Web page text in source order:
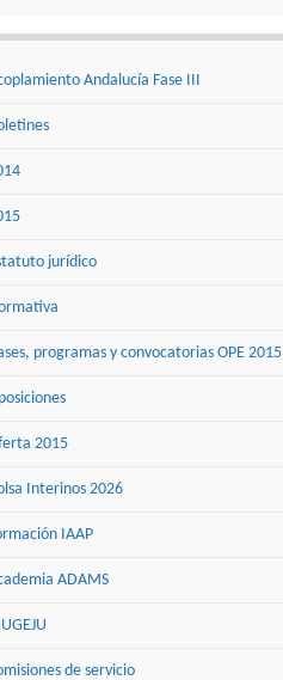
Andalucía Fase III
jurídico
programas y convocatorias OPE 2015
2015
Interinos 2026
IAAP
ADAMS
de servicio